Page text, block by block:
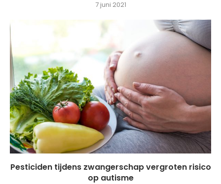
7 juni 2021
Pesticiden tijdens zwangerschap vergroten risico
op autisme